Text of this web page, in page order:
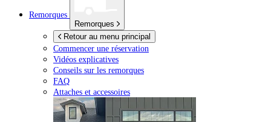
Remorques
Remorques
Retour au menu principal
Commencer une réservation
Vidéos explicatives
Conseils sur les remorques
FAQ
Attaches et accessoires